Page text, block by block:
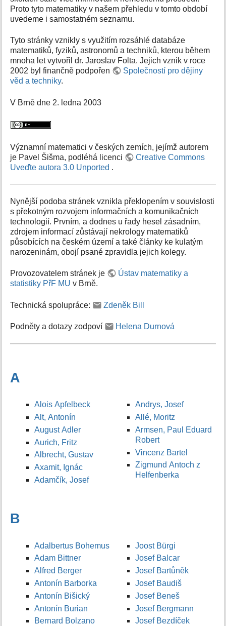
Proto tyto matematiky v našem přehledu v tomto období
uvedeme i samostatném seznamu.
Tyto stránky vznikly s využitím rozsáhlé databáze
matematiků, fyziků, astronomů a techniků, kterou během
mnoha let vytvořil dr. Jaroslav Folta. Jejich vznik v roce
2002 byl finančně podpořen
Společností pro dějiny
věd a techniky.
V Brně dne 2. ledna 2003
Významní matematici v českých zemích, jejímž autorem
je Pavel Šišma, podléhá licenci
Creative Commons
Uveďte autora 3.0 Unported .
Nynější podoba stránek vznikla překlopením v souvislosti
s překotným rozvojem informačních a komunikačních
technologií. Prvním, a dodnes u řady hesel zásadním,
zdrojem informací zůstávají nekrology matematiků
působících na českém území a také články ke kulatým
narozeninám, obojí psané zpravidla jejich kolegy.
Provozovatelem stránek je
Ústav matematiky a
statistiky PřF MU v Brně.
Technická spolupráce: Zdeněk Bill
Podněty a dotazy zodpoví Helena Durnová
A
Alois Apfelbeck
Alt, Antonín
August Adler
Aurich, Fritz
Albrecht, Gustav
Axamit, Ignác
Adamčík, Josef
Andrys, Josef
Allé, Moritz
Armsen, Paul Eduard
Robert
Vincenz Bartel
Zigmund Antoch z
Helfenberka
B
Adalbertus Bohemus
Adam Bittner
Alfred Berger
Antonín Barborka
Antonín Bišický
Antonín Burian
Bernard Bolzano
Joost Bürgi
Josef Balcar
Josef Bartůněk
Josef Baudiš
Josef Beneš
Josef Bergmann
Josef Bezdíček